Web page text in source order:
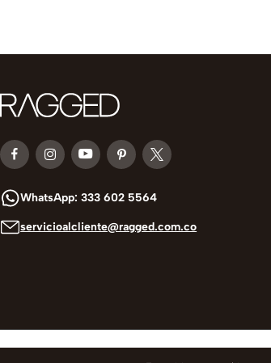
WhatsApp: 333 602 5564
servicioalcliente@ragged.com.co